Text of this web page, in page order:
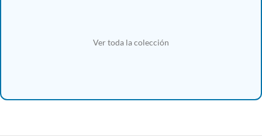
Ver toda la colección